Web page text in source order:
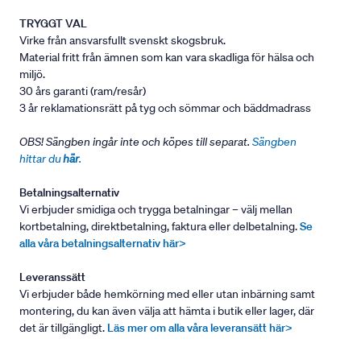
TRYGGT VAL
Virke från ansvarsfullt svenskt skogsbruk.
Material fritt från ämnen som kan vara skadliga för hälsa och
miljö.
30 års garanti (ram/resår)
3 år reklamationsrätt på tyg och sömmar och bäddmadrass
OBS! Sängben ingår inte och köpes till separat. Sängben
hittar duhär.
Betalningsalternativ
Vi erbjuder smidiga och trygga betalningar – välj mellan
kortbetalning, direktbetalning, faktura eller delbetalning.Se
alla våra betalningsalternativ här>
Leveranssätt
Vi erbjuder både hemkörning med eller utan inbärning samt
montering, du kan även välja att hämta i butik eller lager, där
det är tillgängligt. Läs mer om alla våra leveransätt här>